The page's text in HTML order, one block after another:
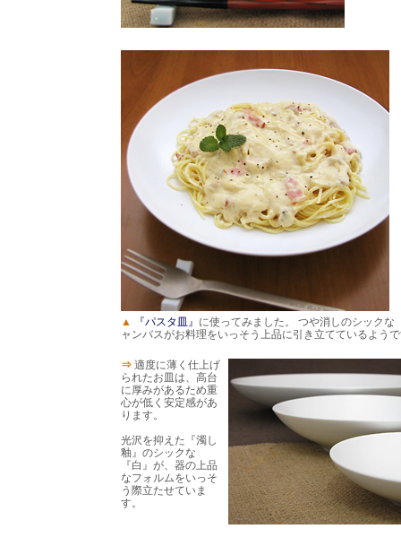
▲ 『パスタ皿』 に使ってみました。 つや消しのシックな
ャンバスがお料理をいっそう上品に引き立てているよう
⇒ 適度に薄く仕上げ
られたお皿は、高台
に厚みがあるため重
心が低く安定感があ
ります。
光沢を抑えた『濁し
釉』のシックな
『白』が、器の上品
なフォルムをいっそ
う際立たせていま
す。